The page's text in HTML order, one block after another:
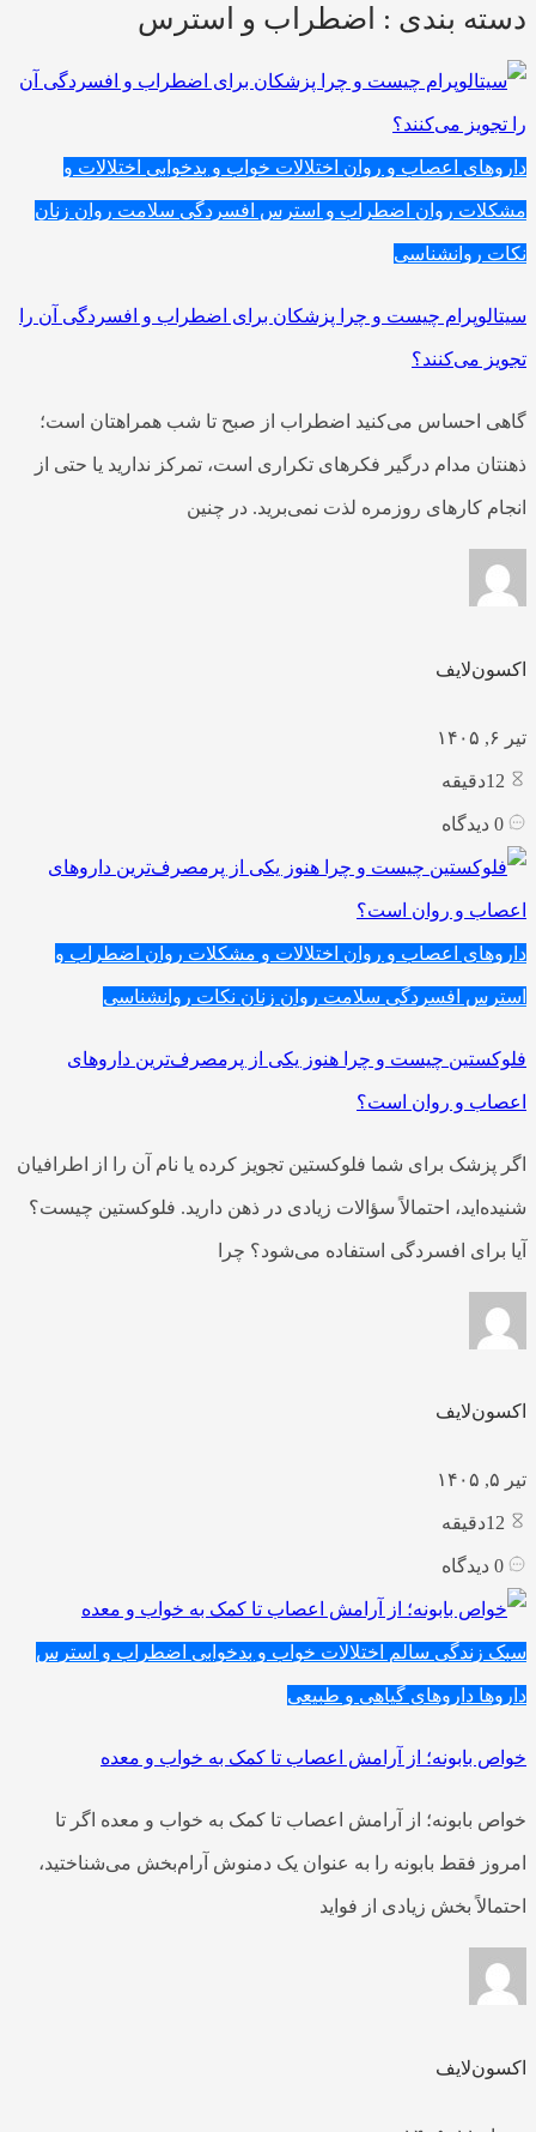
دسته بندی : اضطراب و استرس
داروهای اعصاب و روان اختلالات خواب و بدخوابی اختلالات و
مشکلات روان اضطراب و استرس افسردگی سلامت روان زنان
نکات روانشناسی
سیتالوپرام چیست و چرا پزشکان برای اضطراب و افسردگی آن را
تجویز می‌کنند؟
گاهی احساس می‌کنید اضطراب از صبح تا شب همراهتان است؛
ذهنتان مدام درگیر فکرهای تکراری است، تمرکز ندارید یا حتی از
انجام کارهای روزمره لذت نمی‌برید. در چنین
اکسون‌لایف
تیر ۶, ۱۴۰۵
دقیقه
دیدگاه
داروهای اعصاب و روان اختلالات و مشکلات روان اضطراب و
استرس افسردگی سلامت روان زنان نکات روانشناسی
فلوکستین چیست و چرا هنوز یکی از پرمصرف‌ترین داروهای
اعصاب و روان است؟
اگر پزشک برای شما فلوکستین تجویز کرده یا نام آن را از اطرافیان
شنیده‌اید، احتمالاً سؤالات زیادی در ذهن دارید. فلوکستین چیست؟
آیا برای افسردگی استفاده می‌شود؟ چرا
اکسون‌لایف
تیر ۵, ۱۴۰۵
دقیقه
دیدگاه
سبک زندگی سالم اختلالات خواب و بدخوابی اضطراب و استرس
داروها داروهای گیاهی و طبیعی
خواص بابونه؛ از آرامش اعصاب تا کمک به خواب و معده
خواص بابونه؛ از آرامش اعصاب تا کمک به خواب و معده اگر تا
امروز فقط بابونه را به‌ عنوان یک دمنوش آرام‌بخش می‌شناختید،
احتمالاً بخش زیادی از فواید
اکسون‌لایف